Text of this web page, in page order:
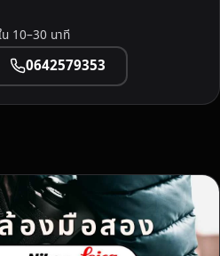
น 10–30 นาที
0642579353